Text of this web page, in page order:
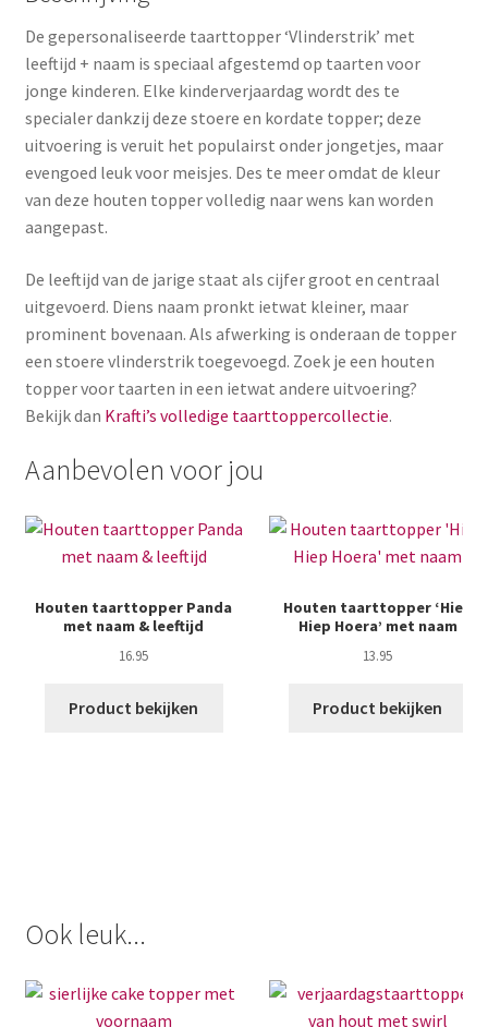
De gepersonaliseerde taarttopper ‘Vlinderstrik’ met
leeftijd + naam is speciaal afgestemd op taarten voor
jonge kinderen. Elke kinderverjaardag wordt des te
specialer dankzij deze stoere en kordate topper; deze
uitvoering is veruit het populairst onder jongetjes, maar
evengoed leuk voor meisjes. Des te meer omdat de kleur
van deze houten topper volledig naar wens kan worden
aangepast.
De leeftijd van de jarige staat als cijfer groot en centraal
uitgevoerd. Diens naam pronkt ietwat kleiner, maar
prominent bovenaan. Als afwerking is onderaan de topper
een stoere vlinderstrik toegevoegd. Zoek je een houten
topper voor taarten in een ietwat andere uitvoering?
Bekijk dan Krafti’s volledige taarttoppercollectie.
Aanbevolen voor jou
Houten taarttopper Panda
met naam & leeftijd
16.95
Product bekijken
Houten taarttopper ‘Hiep
Hiep Hoera’ met naam
13.95
Product bekijken
Ook leuk...